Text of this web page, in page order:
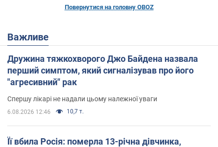
Повернутися на головну OBOZ
Важливе
Дружина тяжкохворого Джо Байдена назвала
перший симптом, який сигналізував про його
"агресивний" рак
Спершу лікарі не надали цьому належної уваги
6.08.2026 12:46 10,7 т.
Її вбила Росія: померла 13-річна дівчинка,